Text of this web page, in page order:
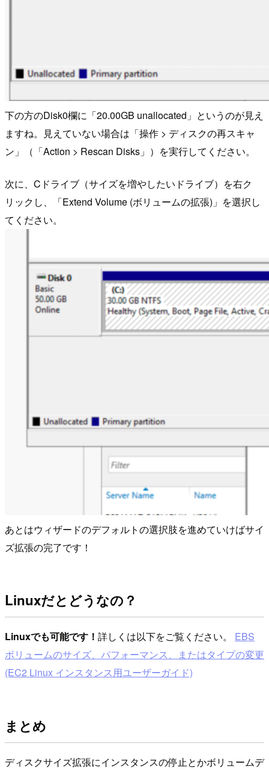
下の方のDisk0欄に「20.00GB unallocated」というのが見え
ますね。見えていない場合は「操作 > ディスクの再スキャ
ン」（「Action > Rescan Disks」）を実行してください。
次に、Cドライブ（サイズを増やしたいドライブ）を右ク
リックし、「Extend Volume (ボリュームの拡張)」を選択し
てください。
あとはウィザードのデフォルトの選択肢を進めていけばサイ
ズ拡張の完了です！
Linuxだとどうなの？
Linuxでも可能です！ 詳しくは以下をご覧ください。 EBS
ボリュームのサイズ、パフォーマンス、またはタイプの変更
(EC2 Linux インスタンス用ユーザーガイド)
まとめ
ディスクサイズ拡張にインスタンスの停止とかボリュームデ